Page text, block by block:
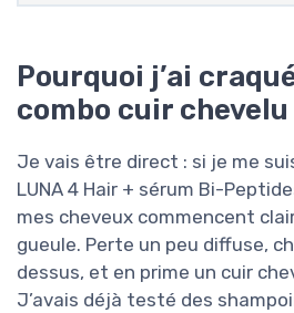
Pourquoi j’ai
combo cuir chevelu
Je vais être direct : si je me
LUNA 4 Hair + sérum Bi-
mes cheveux commencent
gueule. Perte un peu diffuse,
dessus, et en prime un cuir
J’avais déjà testé des